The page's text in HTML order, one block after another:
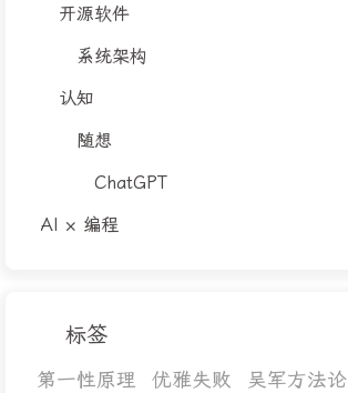
开源软件
系统架构
认知
随想
ChatGPT
AI × 编程
标签
第一性原理 优雅失败 吴军方法论